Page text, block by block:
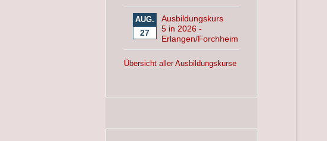
AUG.
27
Ausbildungskurs
5 in 2026 -
Erlangen/Forchheim
Übersicht aller Ausbildungskurse